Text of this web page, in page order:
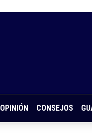
OPINIÓN CONSEJOS